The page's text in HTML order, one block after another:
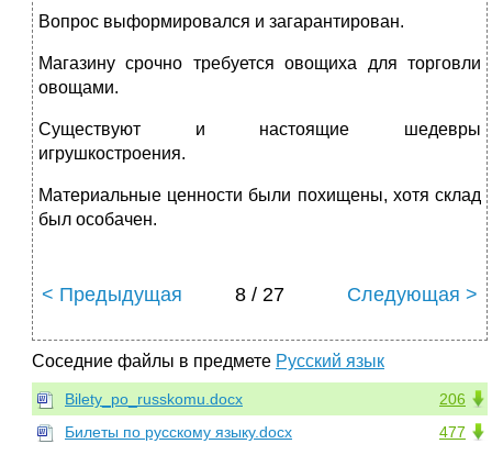
Вопрос выформировался и загарантирован.
Магазину срочно требуется овощиха для торговли
овощами.
Существуют и настоящие шедевры
игрушкостроения.
Материальные ценности были похищены, хотя склад
был особачен.
< Предыдущая 8 / 27 Следующая >
Соседние файлы в предмете Русский язык
206
Bilety_po_russkomu.docx
477
Билеты по русскому языку.docx